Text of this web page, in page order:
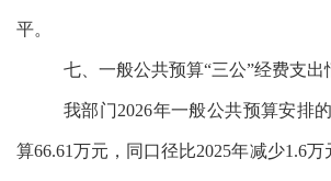
平。
七、一般公共预算“三公”经费支出
我部门2026年一般公共预算安排
算66.61万元，同口径比2025年减少1.6万